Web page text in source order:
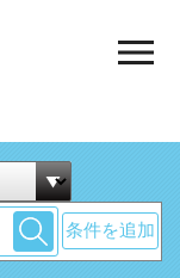
条件を追加